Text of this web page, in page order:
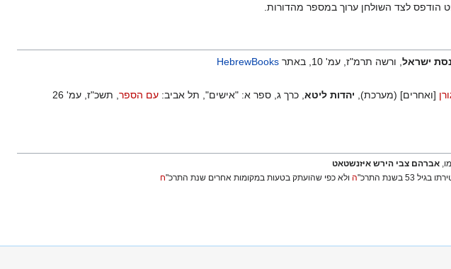
הודפס לצד השולחן ערוך במספר מהדורות.
ישראל , ורשה תרמ"ז, עמ' 10, באתר
HebrewBooks
[ואחרים] (מערכת), יהדות ליטא , כרך ג, ספר א: "אישים", תל אביב:עם הספר
, תשכ"ז, עמ' 26
אברהם צבי הירש איזנשטאט
ה ולא כפי שהועתק בטעות במקומות אחרים שנת התרכ"ח